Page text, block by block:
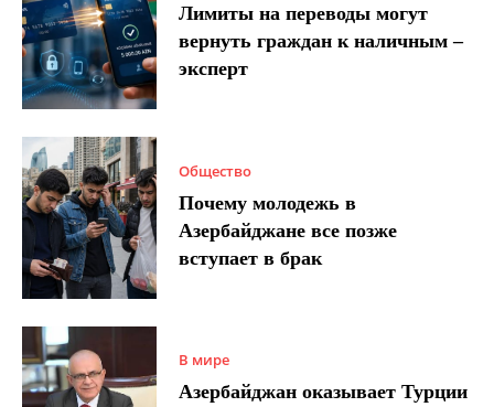
Лимиты на переводы могут
вернуть граждан к наличным –
эксперт
Общество
Почему молодежь в
Азербайджане все позже
вступает в брак
В мире
Азербайджан оказывает Турции